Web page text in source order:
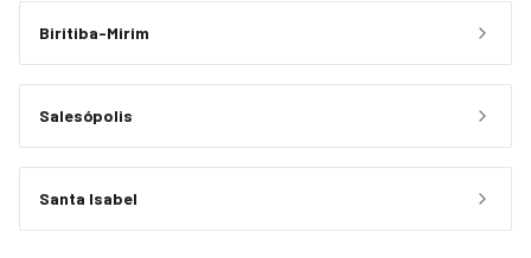
Biritiba-Mirim
Salesópolis
Santa Isabel